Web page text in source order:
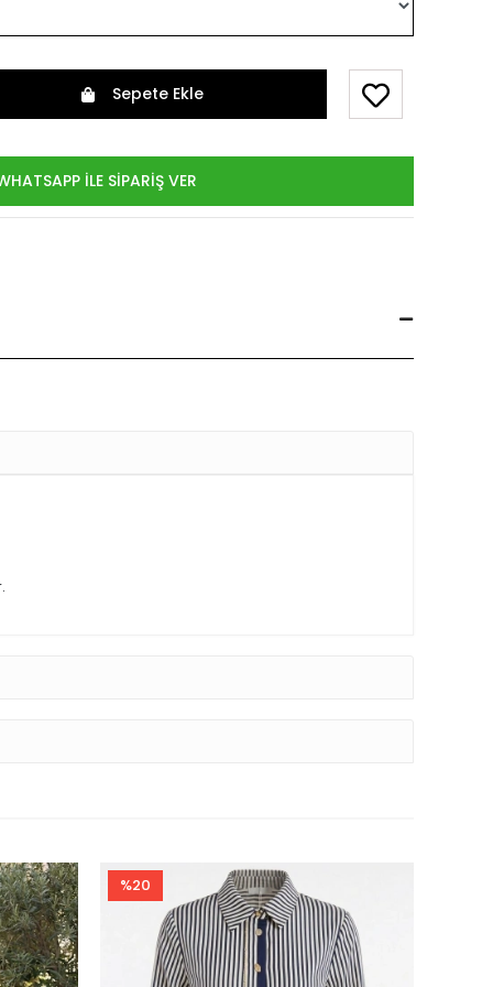
Sepete Ekle
İLE SİPARİŞ VER
%20